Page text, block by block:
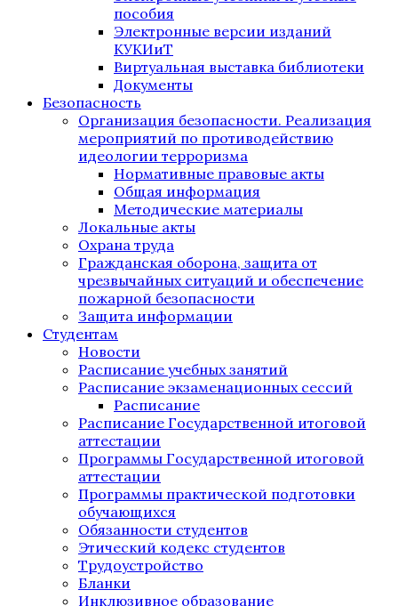
пособия
Электронные версии изданий
КУКИиТ
Виртуальная выставка библиотеки
Документы
Безопасность
Организация безопасности. Реализация
мероприятий по противодействию
идеологии терроризма
Нормативные правовые акты
Общая информация
Методические материалы
Локальные акты
Охрана труда
Гражданская оборона, защита от
чрезвычайных ситуаций и обеспечение
пожарной безопасности
Защита информации
Студентам
Новости
Расписание учебных занятий
Расписание экзаменационных сессий
Расписание
Расписание Государственной итоговой
аттестации
Программы Государственной итоговой
аттестации
Программы практической подготовки
обучающихся
Обязанности студентов
Этический кодекс студентов
Трудоустройство
Бланки
Инклюзивное образование